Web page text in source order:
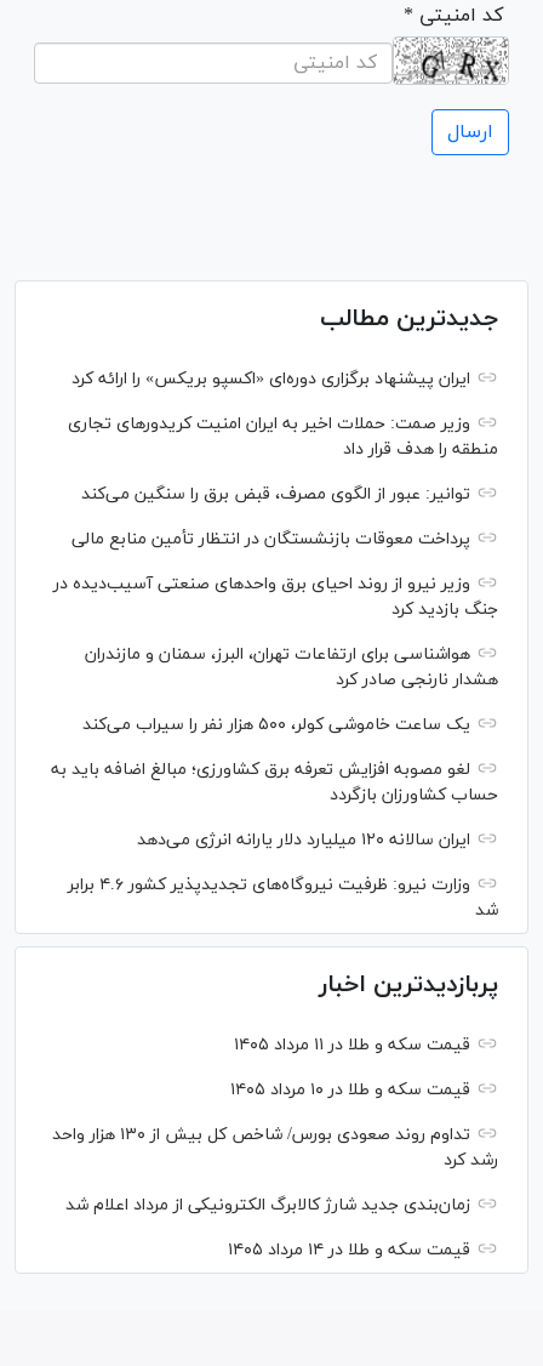
* کد امنیتی
جدیدترین مطالب
ایران پیشنهاد برگزاری دوره‌ای «اکسپو بریکس» را ارائه کرد
وزیر صمت: حملات اخیر به ایران امنیت کریدورهای تجاری
منطقه را هدف قرار داد
توانیر: عبور از الگوی مصرف، قبض برق را سنگین می‌کند
پرداخت معوقات بازنشستگان در انتظار تأمین منابع مالی
وزیر نیرو از روند احیای برق واحدهای صنعتی آسیب‌دیده در
جنگ بازدید کرد
هواشناسی برای ارتفاعات تهران، البرز، سمنان و مازندران
هشدار نارنجی صادر کرد
یک ساعت خاموشی کولر، ۵۰۰ هزار نفر را سیراب می‌کند
لغو مصوبه افزایش تعرفه برق کشاورزی؛ مبالغ اضافه باید به
حساب کشاورزان بازگردد
ایران سالانه ۱۲۰ میلیارد دلار یارانه انرژی می‌دهد
وزارت نیرو: ظرفیت نیروگاه‌های تجدیدپذیر کشور ۴.۶ برابر
شد
پربازدیدترین اخبار
قیمت سکه و طلا در ۱۱ مرداد ۱۴۰۵
قیمت سکه و طلا در ۱۰ مرداد ۱۴۰۵
تداوم روند صعودی بورس/ شاخص کل بیش از ۱۳۰ هزار واحد
رشد کرد
زمان‌بندی جدید شارژ کالابرگ الکترونیکی از مرداد اعلام شد
قیمت سکه و طلا در ۱۴ مرداد ۱۴۰۵